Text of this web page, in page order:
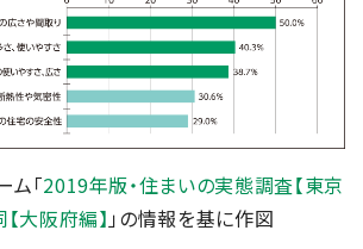
ム「2019年版・住まいの実態調査【東京
【大阪府編】」の情報を基に作図